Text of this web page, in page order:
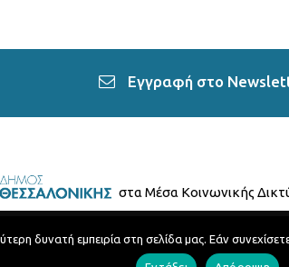
Εγγραφή στο
στα Μέσα Κοινωνικής
Τηλεφωνικός Κατάλογος
δυνατή εμπειρία στη σελίδα μας. Εάν